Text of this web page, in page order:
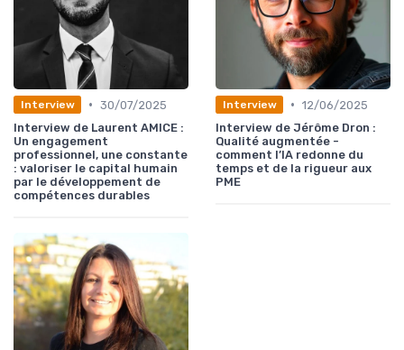
Interview • 30/07/2025
Interview de Laurent AMICE :
Un engagement
professionnel, une constante
: valoriser le capital humain
par le développement de
compétences durables
Interview • 12/06/2025
Interview de Jérôme Dron :
Qualité augmentée -
comment l’IA redonne du
temps et de la rigueur aux
PME